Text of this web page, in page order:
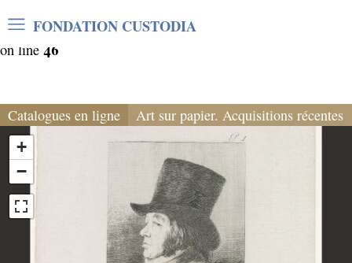
Warning: Undefined array key "var_mode" in
/home/clients/06cf3fb6db0bf3383064f508e4e3b220/
on line 46
FONDATION CUSTODIA
Catalogues en ligne Art sur papier. Acquisitions récentes
+
−